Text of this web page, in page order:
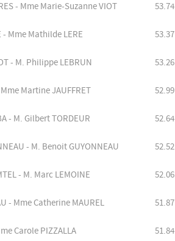
- Mme Marie-Suzanne VIOT 53.74
- Mme Mathilde LERE 53.37
- M. Philippe LEBRUN 53.26
Martine JAUFFRET 52.99
- M. Gilbert TORDEUR 52.64
- M. Benoit GUYONNEAU 52.52
- M. Marc LEMOINE 52.06
- Mme Catherine MAUREL 51.87
Carole PIZZALLA 51.84